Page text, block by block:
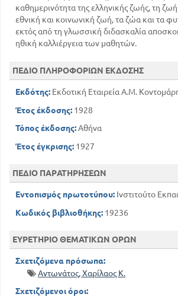
καθημερινότητα της ελληνικής ζωής, τη
εθνική και κοινωνική ζωή, τα ζώα και τα
εκτός από τη γλωσσική διδασκαλία
ηθική καλλιέργεια των μαθητών.
ΠΕΔΙΟ ΠΛΗΡΟΦΟΡΙΩΝ ΕΚΔΟΣΗΣ
Εκδότης: Εκδοτική Εταιρεία Α.Μ.
Έτος έκδοσης: 1928
Τόπος έκδοσης:Αθήνα
Έτος έγκρισης: 1927
ΠΕΔΙΟ ΠΑΡΑΤΗΡΗΣΕΩΝ
Εντοπισμός πρωτοτύπου: Ινστιτούτο
Κωδικός βιβλιοθήκης: 19236
ΕΥΡΕΤΗΡΙΟ ΘΕΜΑΤΙΚΩΝ ΟΡΩΝ
Σχετιζόμενα πρόσωπα:
Αντωνάτος, Χαρίλαος Κ.
Σχετιζόμενοι όροι: